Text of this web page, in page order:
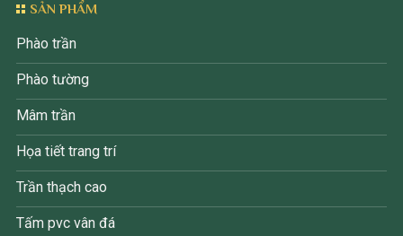
SẢN PHẨM
Phào trần
Phào tường
Mâm trần
Họa tiết trang trí
Trần thạch cao
Tấm pvc vân đá